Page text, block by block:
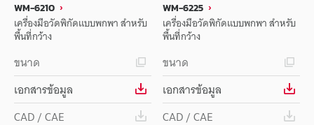
WM-6210
เครื่องมือวัดพิกัดแบบพกพา สำหรับ
พื้นที่กว้าง
ขนาด
เอกสารข้อมูล
CAD / CAE
WM-6225
เครื่องมือวัดพิกัดแบบพกพา สำหรับ
พื้นที่กว้าง
ขนาด
เอกสารข้อมูล
CAD / CAE